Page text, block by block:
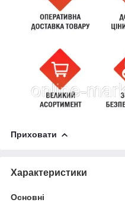
Приховати
Характеристики
Основні